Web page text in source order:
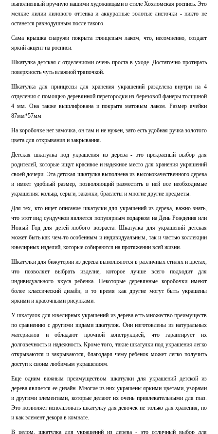
выполненный вручную нашими художницами в стиле Хохломская роспись. Это
мелкие лилии лилового оттенка и аккуратные золотые листочки - никто не
останется равнодушным после такого.
Сама крышка снаружи покрыта глянцевым лаком, что, несомненно, создает
яркий акцент на росписи.
Шкатулка детская с отделениями очень проста в уходе. Достаточно протирать
поверхность чуть влажной тряпочкой.
Шкатулка для принцессы для хранения украшений разделена внутри на 4
отделения с помощью деревянной перегородки из березовой фанеры толщиной
4 мм. Она также вышлифована и покрыта матовым лаком. Размер ячейки
87мм*57мм
На коробочке нет замочка, он там и не нужен, зато есть удобная ручка золотого
цвета для открывания и закрывания.
Детская шкатулка под украшения из дерева - это прекрасный выбор для
родителей, которые ищут красивое и надежное место для хранения украшений
своей дочери. Эта детская шкатулка выполнена из высококачественного дерева
и имеет удобный размер, позволяющий разместить в ней все необходимые
украшения: кольца, серьги, заколки, браслеты и многие другие предметы.
Для тех, кто ищет описание шкатулки для украшений из дерева, важно знать,
что этот вид сундучков является популярным подарком на День Рождения или
Новый Год для детей любого возраста. Шкатулка для украшений детская
может быть как чем-то особенным и индивидуальным, так и частью коллекции
ювелирных изделий, которые собираются на протяжении всей жизни.
Шкатулки для бижутерии из дерева выполняются в различных стилях и цветах,
что позволяет выбрать изделие, которое лучше всего подходит для
индивидуального вкуса ребенка. Некоторые деревянные коробочки имеют
более классический дизайн, в то время как другие могут быть украшены
яркими и красочными рисунками.
У шкатулок для ювелирных украшений из дерева есть множество преимуществ
по сравнению с другими видами шкатулок. Они изготовлены из натуральных
материалов и обладают прочной конструкцией, что гарантирует их
долговечность и надежность. Кроме того, такие шкатулки под украшения легко
открываются и закрываются, благодаря чему ребенок может легко получить
доступ к своим любимым украшениям.
Еще одним важным преимуществом шкатулки для украшений детской из
дерева является ее дизайн. Многие из них украшены яркими цветами, узорами
и другими элементами, которые делают их очень привлекательными для глаз.
Это позволяет использовать шкатулку для девочек не только для хранения, но
и как элемент декора в комнате.
В целом, шкатулка для украшений из дерева - это отличный выбор для